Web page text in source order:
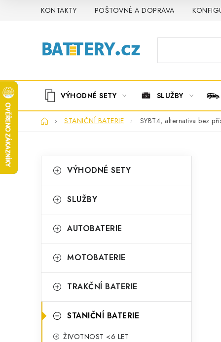
KONTAKTY POŠTOVNÉ A DOPRAVA
VÝHODNÉ SETY SLUŽBY
DomůSTANIČNÍ BATERIE SYBT4, alternativa bez
o
t
r
n
n
í
kategorie
a
e
o
i
VÝHODNÉ SETY
SLUŽBY
AUTOBATERIE
MOTOBATERIE
TRAKČNÍ BATERIE
STANIČNÍ BATERIE
ŽIVOTNOST <6 LET